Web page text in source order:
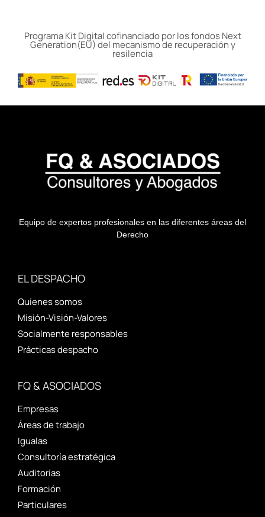
Programa Kit Digital cofinanciado por los fondos Next
Generation(EU) del mecanismo de recuperación y
resilencia
Equipo de expertos profesionales en las diferentes áreas del
Derecho
EL DESPACHO
Quienes somos
Misión-Visión-Valores
Socialmente responsables
Prácticas despacho
FQ & ASOCIADOS
Empresas
Áreas de trabajo
Igualas
Consultoría estratégica
Auditorías
Formación
Particulares